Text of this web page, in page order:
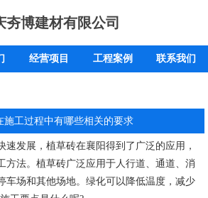
夯博建材有限公司
经营项目 工程案例 联系我们
施工过程中有哪些相关的要求
发展，植草砖在襄阳得到了广泛的应用，
方法。植草砖广泛应用于人行道、通道、消
车场和其他场地。绿化可以降低温度，减少